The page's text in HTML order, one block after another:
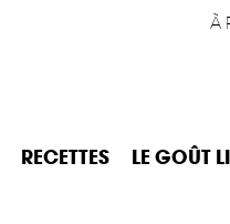
À
RECETTES LE GOÛT